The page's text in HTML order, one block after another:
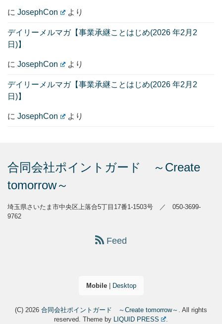
に JosephCon より
デイリーメルマガ【事業承継ことはじめ(2026 年2月2
日)】
に JosephCon より
デイリーメルマガ【事業承継ことはじめ(2026 年2月2
日)】
に JosephCon より
合同会社ポイントガード ～Create
tomorrow～
埼玉県さいたま市中央区上落合5丁目17番1-1503号 ／ 050-3699-
9762
Feed
Mobile| Desktop
(C) 2026 合同会社ポイントガード ～Create tomorrow～ . All rights
reserved.Theme by LIQUID PRESS .